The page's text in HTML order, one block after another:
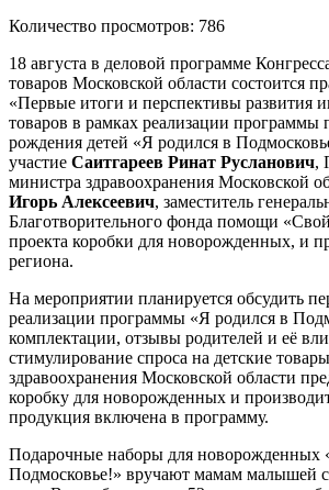
Количество просмотров: 786
18 августа в деловой программе
товаров Московской области состоится
«Первые итоги и перспективы развития
товаров в рамках реализации программы
рождения детей «Я родился в
участие Саитгареев Ринат Русланович,
министра здравоохранения Московской
Игорь Алексеевич, заместитель
Благотворительного фонда помощи
проекта коробки для новорожденных, и
региона.
На мероприятии планируется обсудить
реализации программы «Я родился в
комплектации, отзывы родителей и её
стимулирование спроса на детские
здравоохранения Московской области
коробку для новорожденных и
продукция включена в программу.
Подарочные наборы для новорожденных
Подмосковье!» вручают мамам малышей с